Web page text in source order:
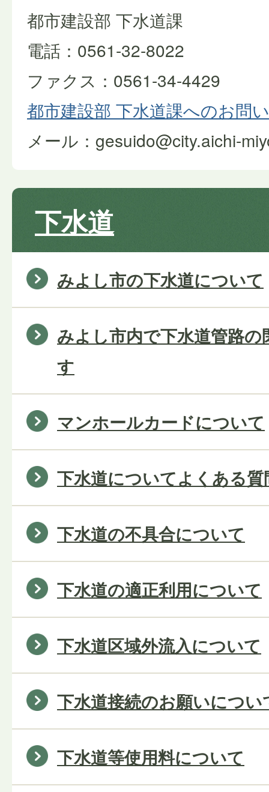
都市建設部 下水道課
電話：0561-32-8022
ファクス：0561-34-4429
都市建設部 下水道課へのお問
メール：gesuido@city.aichi-
下水道
みよし市の下水道について
みよし市内で下水道管路
す
マンホールカードについて
下水道についてよくある質
下水道の不具合について
下水道の適正利用について
下水道区域外流入について
下水道接続のお願いについ
下水道等使用料について